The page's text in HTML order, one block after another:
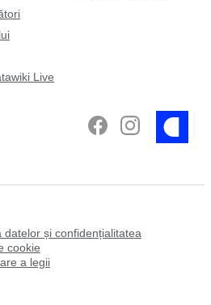
Live
și confidențialitatea
cookie
a legii